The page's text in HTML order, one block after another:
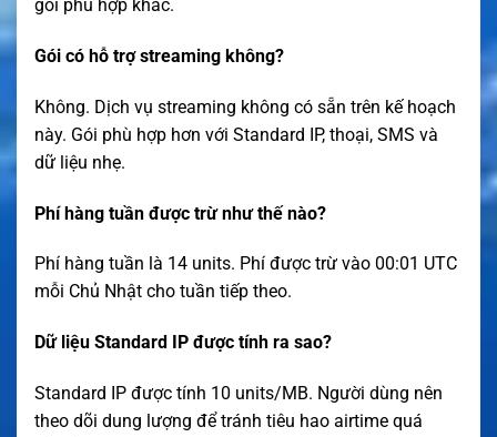
gói phù hợp khác.
Gói có hỗ trợ streaming không?
Không. Dịch vụ streaming không có sẵn trên kế hoạch
này. Gói phù hợp hơn với Standard IP, thoại, SMS và
dữ liệu nhẹ.
Phí hàng tuần được trừ như thế nào?
Phí hàng tuần là 14 units. Phí được trừ vào 00:01 UTC
mỗi Chủ Nhật cho tuần tiếp theo.
Dữ liệu Standard IP được tính ra sao?
Standard IP được tính 10 units/MB. Người dùng nên
theo dõi dung lượng để tránh tiêu hao airtime quá